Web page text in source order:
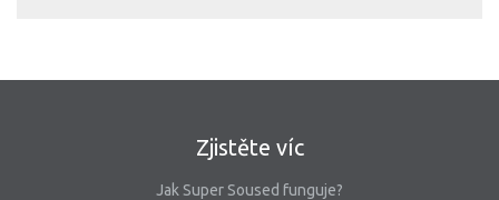
Zjistěte víc
Jak Super Soused funguje?